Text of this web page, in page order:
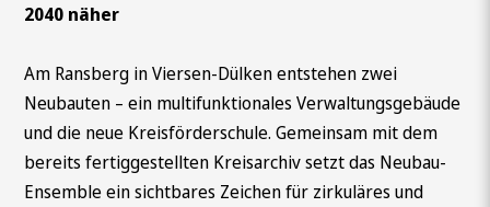
2040 näher
Am Ransberg in Viersen-Dülken entstehen zwei
Neubauten – ein multifunktionales Verwaltungsgebäude
und die neue Kreisförderschule. Gemeinsam mit dem
bereits fertiggestellten Kreisarchiv setzt das Neubau-
Ensemble ein sichtbares Zeichen für zirkuläres und